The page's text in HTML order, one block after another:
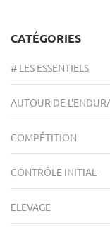
CATÉGORIES
# LES ESSENTIELS
AUTOUR DE
COMPÉTITION
CONTRÔLE INITIAL
ELEVAGE